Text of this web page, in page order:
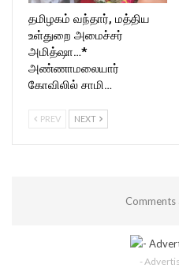
தமிழகம் வந்தார், மத்திய
உள்துறை அமைச்சர்
அமித்ஷா…*
அண்ணாமலையார்
கோவிலில் சாமி…
PREV NEXT
Comments
-